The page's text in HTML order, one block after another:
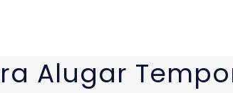
Alugar